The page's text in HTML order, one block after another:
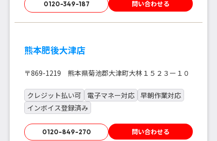
0120-349-187 問い合わせる
熊本肥後大津店
〒869-1219 熊本県菊池郡大津町大林１５２３ー１０
クレジット払い可 電子マネー対応 早朝作業対応
インボイス登録済み
0120-849-270 問い合わせる